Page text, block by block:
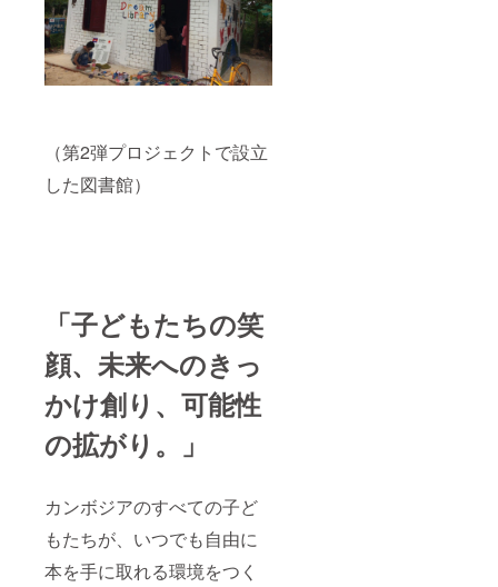
（第2弾プロジェクトで設立
した図書館）
「子どもたちの笑
顔、未来へのきっ
かけ創り、可能性
の拡がり。」
カンボジアのすべての子ど
もたちが、いつでも自由に
本を手に取れる環境をつく